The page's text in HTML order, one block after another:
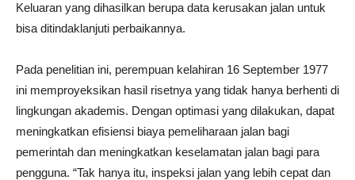
Keluaran yang dihasilkan berupa data kerusakan jalan untuk
bisa ditindaklanjuti perbaikannya.
Pada penelitian ini, perempuan kelahiran 16 September 1977
ini memproyeksikan hasil risetnya yang tidak hanya berhenti di
lingkungan akademis. Dengan optimasi yang dilakukan, dapat
meningkatkan efisiensi biaya pemeliharaan jalan bagi
pemerintah dan meningkatkan keselamatan jalan bagi para
pengguna. “Tak hanya itu, inspeksi jalan yang lebih cepat dan